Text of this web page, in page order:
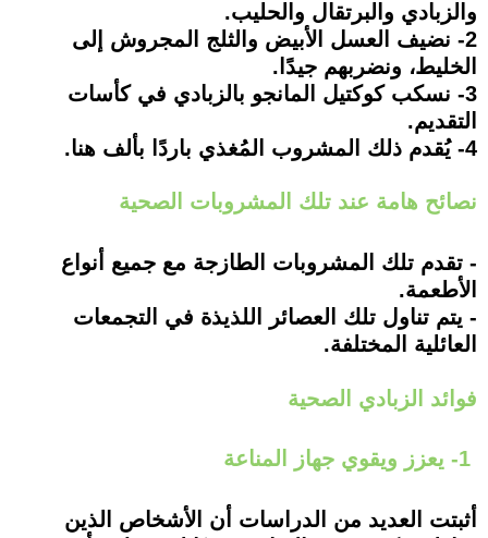
والزبادي والبرتقال والحليب.
2- نضيف العسل الأبيض والثلج المجروش إلى
الخليط، ونضربهم جيدًا.
3- نسكب كوكتيل المانجو بالزبادي في كأسات
التقديم.
4- يُقدم ذلك المشروب المُغذي باردًا بألف هنا.
نصائح هامة عند تلك المشروبات الصحية
- تقدم تلك المشروبات الطازجة مع جميع أنواع
الأطعمة.
- يتم تناول تلك العصائر اللذيذة في التجمعات
العائلية المختلفة.
فوائد الزبادي الصحية
أثبتت العديد من الدراسات أن الأشخاص الذين